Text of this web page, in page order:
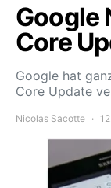
Google
Core
Google hat
Core Update
Nicolas Sacotte